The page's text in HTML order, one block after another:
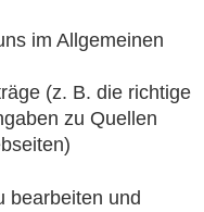
im Allgemeinen
(z. B. die richtige
zu Quellen
bearbeiten und